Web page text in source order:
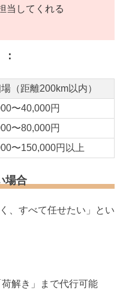
当してくれる
（距離200km以内）
〜40,000円
〜80,000円
〜150,000円以上
場合
、すべて任せたい」とい
解き」まで代行可能